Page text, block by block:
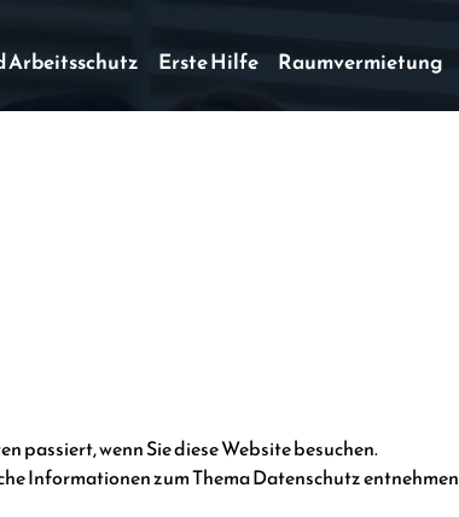
Arbeitsschutz Erste Hilfe Raumvermietung
passiert, wenn Sie diese Website besuchen.
Informationen zum Thema Datenschutz entnehmen